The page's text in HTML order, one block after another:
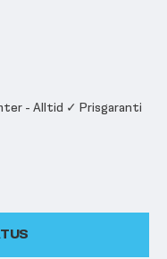
- Alltid ✓ Prisgaranti